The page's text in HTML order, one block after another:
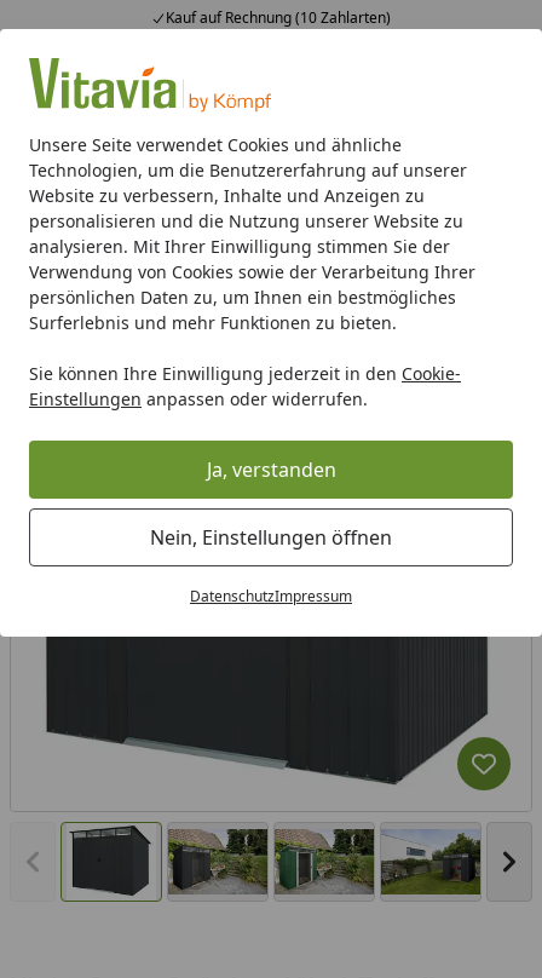
Unsere Seite verwendet Cookies und ähnliche
Technologien, um die Benutzererfahrung auf unserer
Website zu verbessern, Inhalte und Anzeigen zu
personalisieren und die Nutzung unserer Website zu
analysieren. Mit Ihrer Einwilligung stimmen Sie der
Verwendung von Cookies sowie der Verarbeitung Ihrer
persönlichen Daten zu, um Ihnen ein bestmögliches
Surferlebnis und mehr Funktionen zu bieten.
Sie können Ihre Einwilligung jederzeit in den Cookie-
Einstellungen anpassen oder widerrufen.
Ja, verstanden
Nein, Einstellungen öffnen
DatenschutzImpressum
Kauf auf Rechnung (10 Zahlarten)
Alle Produkte
Mein Konto
Suchen
Startseite
Gerätehäuser Flach- & Pultdach Lübeck 86 - 89
Pergart Metallgerätehaus Lübeck II
86 - 88 - 89
(1 Bewertung)
Vorheriges Bild anzeigen